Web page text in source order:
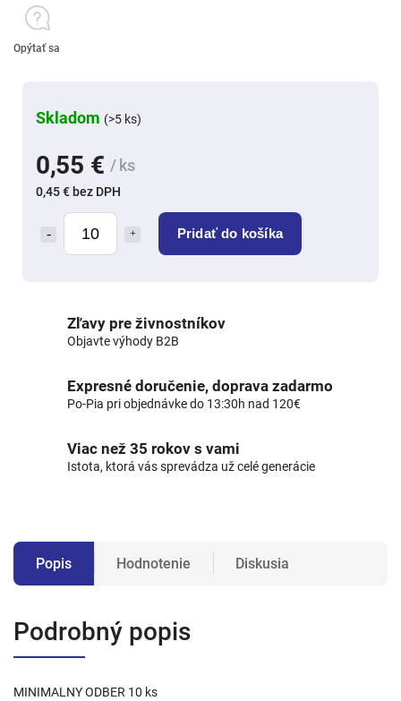
0,55 € / ks
0,45 € bez DPH
Pridať do košíka
Skladom (>5 ks)
Opýtať sa
Zľavy pre živnostníkov
Objavte výhody B2B
Expresné doručenie, doprava zadarmo
Po-Pia pri objednávke do 13:30h nad 120€
Viac než 35 rokov s vami
Istota, ktorá vás sprevádza už celé generácie
Popis Hodnotenie Diskusia
Podrobný popis
MINIMALNY ODBER 10 ks